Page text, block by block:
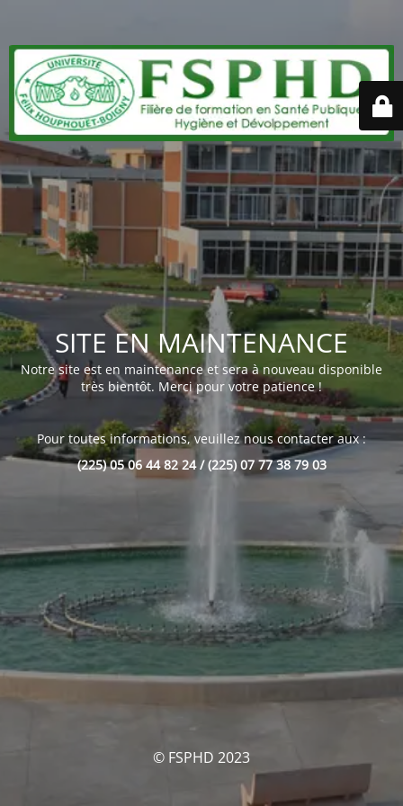
SITE EN MAINTENANCE
Notre site est en maintenance et sera à nouveau disponible
très bientôt. Merci pour votre patience !
Pour toutes informations, veuillez nous contacter aux :
(225) 05 06 44 82 24 / (225) 07 77 38 79 03
© FSPHD 2023